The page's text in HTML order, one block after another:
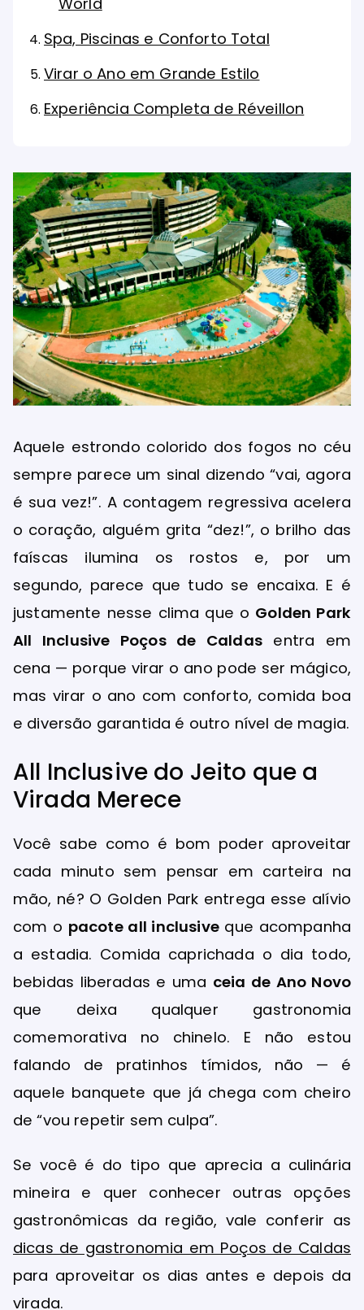
Spa, Piscinas e Conforto Total
Virar o Ano em Grande Estilo
Experiência Completa de Réveillon
Aquele estrondo colorido dos fogos no céu
sempre parece um sinal dizendo “vai, agora
é sua vez!”. A contagem regressiva acelera
o coração, alguém grita “dez!”, o brilho das
faíscas ilumina os rostos e, por um
segundo, parece que tudo se encaixa. E é
justamente nesse clima que o Golden Park
All Inclusive Poços de Caldasentra em
cena — porque virar o ano pode ser mágico,
mas virar o ano com conforto, comida boa
e diversão garantida é outro nível de magia.
All Inclusive do Jeito que a
Virada Merece
Você sabe como é bom poder aproveitar
cada minuto sem pensar em carteira na
mão, né? O Golden Park entrega esse alívio
com o pacote all inclusiveque acompanha
a estadia. Comida caprichada o dia todo,
bebidas liberadas e uma ceia de Ano Novo
que deixa qualquer gastronomia
comemorativa no chinelo. E não estou
falando de pratinhos tímidos, não — é
aquele banquete que já chega com cheiro
de “vou repetir sem culpa”.
Se você é do tipo que aprecia a culinária
mineira e quer conhecer outras opções
gastronômicas da região, vale conferir as
dicas de gastronomia em Poços de Caldas
para aproveitar os dias antes e depois da
virada.